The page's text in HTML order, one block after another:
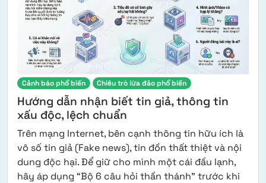
Cảnh báo phổ biến Chiêu trò lừa đảo phổ biến
Hướng dẫn nhận biết tin giả, thông tin
xấu độc, lệch chuẩn
Trên mạng Internet, bên cạnh thông tin hữu ích là
vô số tin giả (Fake news), tin đồn thất thiệt và nội
dung độc hại. Để giữ cho mình một cái đầu lạnh,
hãy áp dụng “Bộ 6 câu hỏi thần thánh” trước khi